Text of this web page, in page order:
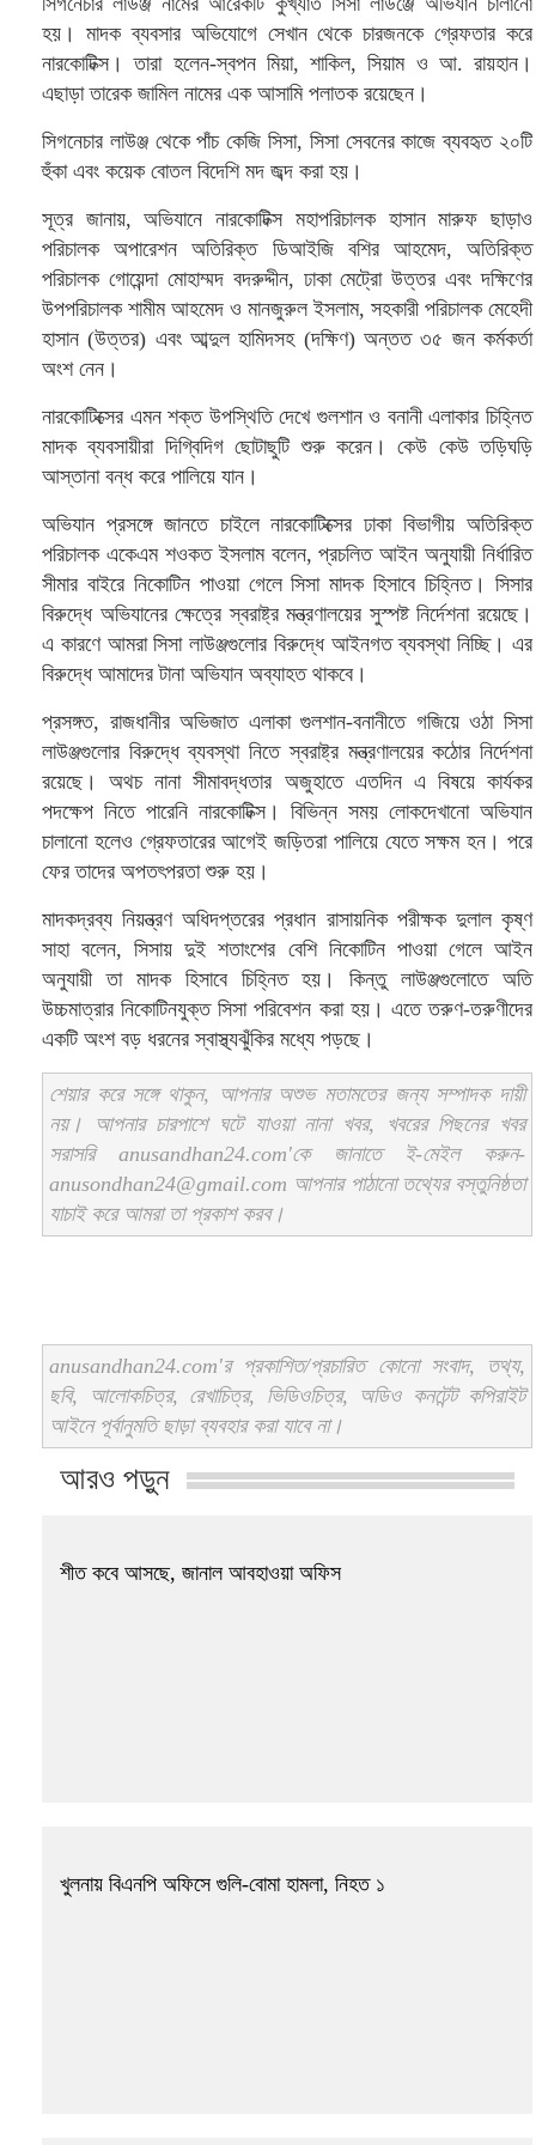
হয়। মাদক ব্যবসার অভিযোগে সেখান থেকে চারজনকে গ্রেফতার করে
নারকোটিক্স। তারা হলেন-স্বপন মিয়া, শাকিল, সিয়াম ও আ. রায়হান।
এছাড়া তারেক জামিল নামের এক আসামি পলাতক রয়েছেন।
সিগনেচার লাউঞ্জ থেকে পাঁচ কেজি সিসা, সিসা সেবনের কাজে ব্যবহৃত ২০টি
হুঁকা এবং কয়েক বোতল বিদেশি মদ জব্দ করা হয়।
সূত্র জানায়, অভিযানে নারকোটিক্স মহাপরিচালক হাসান মারুফ ছাড়াও
পরিচালক অপারেশন অতিরিক্ত ডিআইজি বশির আহমেদ, অতিরিক্ত
পরিচালক গোয়েন্দা মোহাম্মদ বদরুদ্দীন, ঢাকা মেট্রো উত্তর এবং দক্ষিণের
উপপরিচালক শামীম আহমেদ ও মানজুরুল ইসলাম, সহকারী পরিচালক মেহেদী
হাসান (উত্তর) এবং আব্দুল হামিদসহ (দক্ষিণ) অন্তত ৩৫ জন কর্মকর্তা
অংশ নেন।
নারকোটিক্সের এমন শক্ত উপস্থিতি দেখে গুলশান ও বনানী এলাকার চিহ্নিত
মাদক ব্যবসায়ীরা দিগ্বিদিগ ছোটাছুটি শুরু করেন। কেউ কেউ তড়িঘড়ি
আস্তানা বন্ধ করে পালিয়ে যান।
অভিযান প্রসঙ্গে জানতে চাইলে নারকোটিক্সের ঢাকা বিভাগীয় অতিরিক্ত
পরিচালক একেএম শওকত ইসলাম বলেন, প্রচলিত আইন অনুযায়ী নির্ধারিত
সীমার বাইরে নিকোটিন পাওয়া গেলে সিসা মাদক হিসাবে চিহ্নিত। সিসার
বিরুদ্ধে অভিযানের ক্ষেত্রে স্বরাষ্ট্র মন্ত্রণালয়ের সুস্পষ্ট নির্দেশনা রয়েছে।
এ কারণে আমরা সিসা লাউঞ্জগুলোর বিরুদ্ধে আইনগত ব্যবস্থা নিচ্ছি। এর
বিরুদ্ধে আমাদের টানা অভিযান অব্যাহত থাকবে।
প্রসঙ্গত, রাজধানীর অভিজাত এলাকা গুলশান-বনানীতে গজিয়ে ওঠা সিসা
লাউঞ্জগুলোর বিরুদ্ধে ব্যবস্থা নিতে স্বরাষ্ট্র মন্ত্রণালয়ের কঠোর নির্দেশনা
রয়েছে। অথচ নানা সীমাবদ্ধতার অজুহাতে এতদিন এ বিষয়ে কার্যকর
পদক্ষেপ নিতে পারেনি নারকোটিক্স। বিভিন্ন সময় লোকদেখানো অভিযান
চালানো হলেও গ্রেফতারের আগেই জড়িতরা পালিয়ে যেতে সক্ষম হন। পরে
ফের তাদের অপতৎপরতা শুরু হয়।
মাদকদ্রব্য নিয়ন্ত্রণ অধিদপ্তরের প্রধান রাসায়নিক পরীক্ষক দুলাল কৃষ্ণ
সাহা বলেন, সিসায় দুই শতাংশের বেশি নিকোটিন পাওয়া গেলে আইন
অনুযায়ী তা মাদক হিসাবে চিহ্নিত হয়। কিন্তু লাউঞ্জগুলোতে অতি
উচ্চমাত্রার নিকোটিনযুক্ত সিসা পরিবেশন করা হয়। এতে তরুণ-তরুণীদের
একটি অংশ বড় ধরনের স্বাস্থ্যঝুঁকির মধ্যে পড়ছে।
শেয়ার করে সঙ্গে থাকুন, আপনার অশুভ মতামতের জন্য সম্পাদক দায়ী
নয়। আপনার চারপাশে ঘটে যাওয়া নানা খবর, খবরের পিছনের খবর
সরাসরি anusandhan24.com'কে জানাতে ই-মেইল করুন-
anusondhan24@gmail.com আপনার পাঠানো তথ্যের বস্তুনিষ্ঠতা
যাচাই করে আমরা তা প্রকাশ করব।
anusandhan24.com'র প্রকাশিত/প্রচারিত কোনো সংবাদ, তথ্য,
ছবি, আলোকচিত্র, রেখাচিত্র, ভিডিওচিত্র, অডিও কনটেন্ট কপিরাইট
আইনে পূর্বানুমতি ছাড়া ব্যবহার করা যাবে না।
আরও পড়ুন
শীত কবে আসছে, জানাল আবহাওয়া অফিস
খুলনায় বিএনপি অফিসে গুলি-বোমা হামলা, নিহত ১